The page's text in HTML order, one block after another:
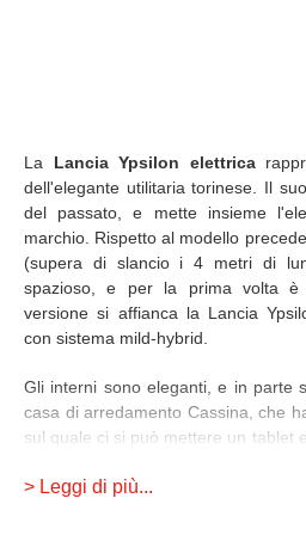
La Lancia Ypsilon elettrica
dell'elegante utilitaria torinese. Il
del passato, e mette insieme
marchio. Rispetto al modello
(supera di slancio i 4 metri di
spazioso, e per la prima volta è
versione si affianca la Lancia
con sistema mild-hybrid.
Gli interni sono eleganti, e in parte
casa di arredamento Cassina, che
sul quale ci si può mettere un tablet
strumentazione e l'altro al sistema
> Leggi di più...